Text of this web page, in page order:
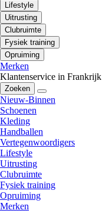
Lifestyle
Uitrusting
Clubruimte
Fysiek training
Opruiming
Merken
Klantenservice in Frankrijk
Zoeken
Nieuw-Binnen
Schoenen
Kleding
Handballen
Vertegenwoordigers
Lifestyle
Uitrusting
Clubruimte
Fysiek training
Opruiming
Merken